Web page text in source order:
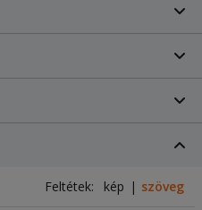
Feltétek: kép szöveg